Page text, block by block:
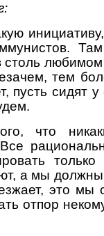
:
тем
пусть сидят
что
а мы должны
это мы
отпор